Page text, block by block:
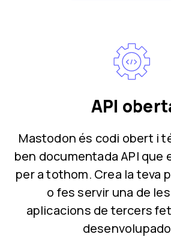
API
Mastodon és codi obert i
ben documentada API que
per a tothom. Crea la teva
o fes servir una de
aplicacions de tercers